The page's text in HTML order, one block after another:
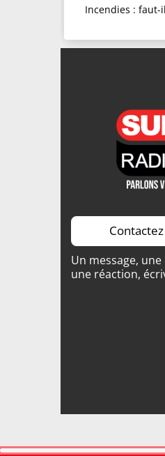
Incendies : faut-
Un message,
une réaction,